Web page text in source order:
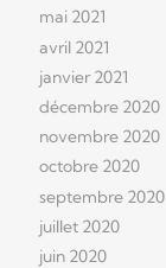
mai 2021
avril 2021
janvier 2021
décembre 2020
novembre 2020
octobre 2020
septembre 2020
juillet 2020
juin 2020